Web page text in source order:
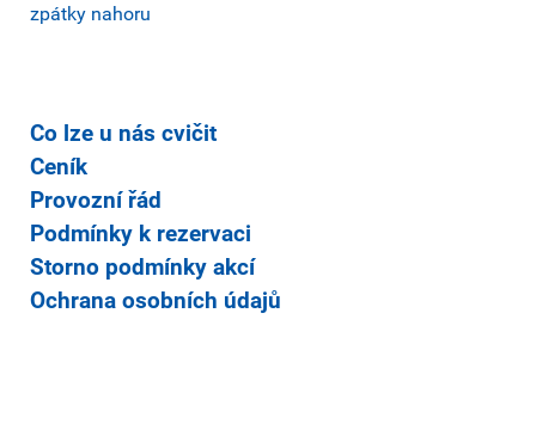
zpátky nahoru
Co lze u nás cvičit
Ceník
Provozní řád
Podmínky k rezervaci
Storno podmínky akcí
Ochrana osobních údajů